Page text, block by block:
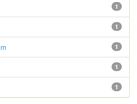
1
1
1
1
1